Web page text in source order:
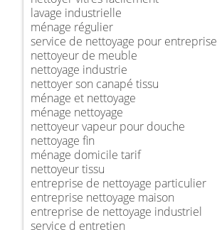
lavage industrielle
ménage régulier
service de nettoyage pour entreprise
nettoyeur de meuble
nettoyage industrie
nettoyer son canapé tissu
ménage et nettoyage
ménage nettoyage
nettoyeur vapeur pour douche
nettoyage fin
ménage domicile tarif
nettoyeur tissu
entreprise de nettoyage particulier
entreprise nettoyage maison
entreprise de nettoyage industriel
service d entretien